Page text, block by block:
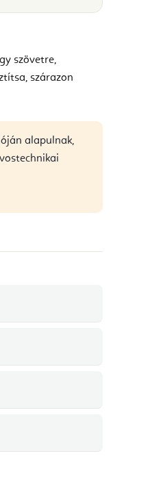
szövetre,
szárazon
alapulnak,